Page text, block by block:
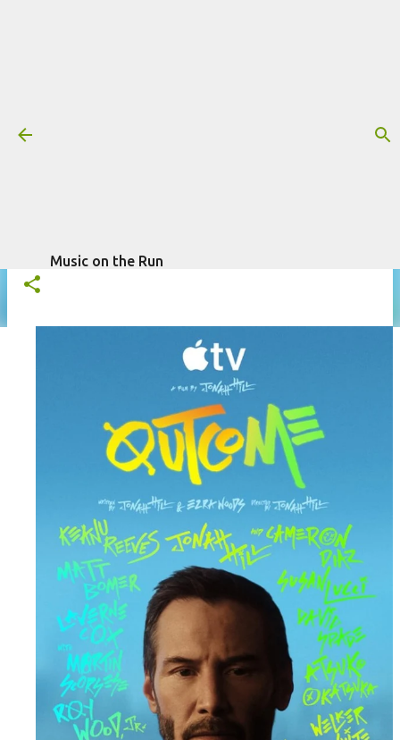
Music on the Run
Trilha sonora: Consequência, por